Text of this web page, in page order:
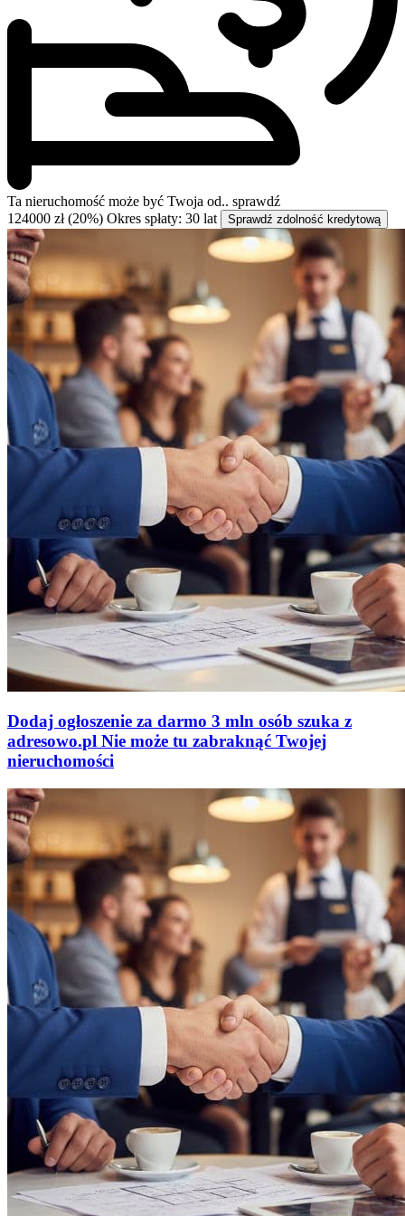
Ta nieruchomość może być Twoja od.. sprawdź
124000 zł (20%) Okres spłaty: 30 lat Sprawdź zdolność kredytową
Dodaj ogłoszenie za darmo 3 mln osób szuka z
adresowo.pl Nie może tu zabraknąć Twojej
nieruchomości